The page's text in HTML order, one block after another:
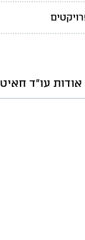
עו"ד חאיט